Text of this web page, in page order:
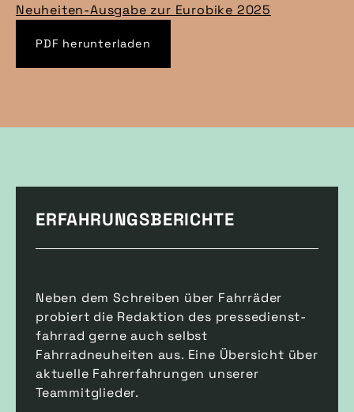
Neuheiten-Ausgabe zur Eurobike 2025
PDF herunterladen
ERFAHRUNGSBERICHTE
Neben dem Schreiben über Fahrräder
probiert die Redaktion des pressedienst-
fahrrad gerne auch selbst
Fahrradneuheiten aus. Eine Übersicht über
aktuelle Fahrerfahrungen unserer
Teammitglieder.